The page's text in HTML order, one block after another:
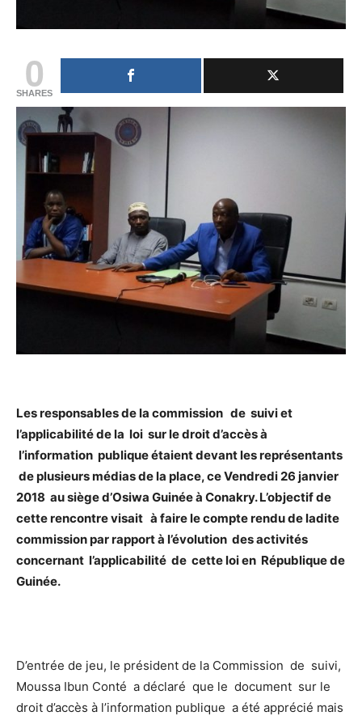
0
SHARES
Les responsables de la commission de suivi et
l’applicabilité de la loi sur le droit d’accès à
l’information publique étaient devant les représentants
de plusieurs médias de la place, ce Vendredi 26 janvier
2018 au siège d’Osiwa Guinée à Conakry. L’objectif de
cette rencontre visait à faire le compte rendu de ladite
commission par rapport à l’évolution des activités
concernant l’applicabilité de cette loi en République de
Guinée.
D’entrée de jeu, le président de la Commission de suivi,
Moussa Ibun Conté a déclaré que le document sur le
droit d’accès à l’information publique a été apprécié mais